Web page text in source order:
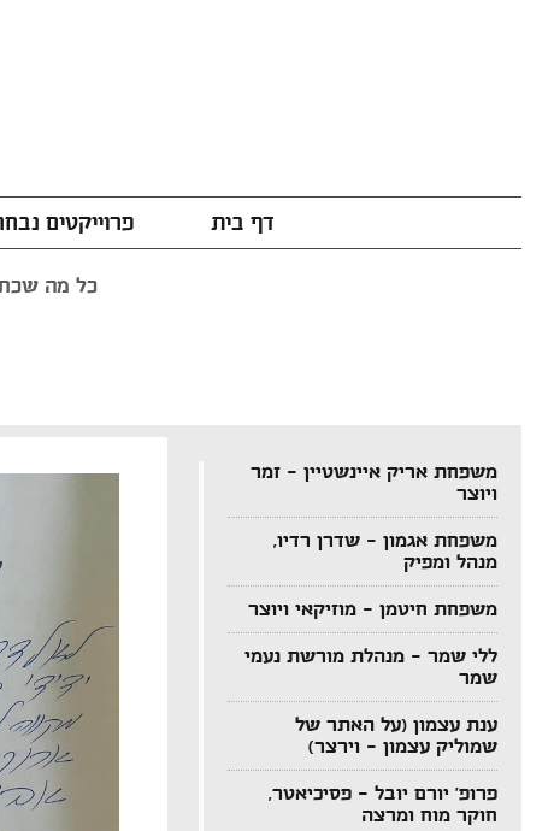
דף בית פרוייקטים
כל מה
משפחת אריק איינשטיין – זמר
ויוצר
משפחת אגמון – שדרן רדיו,
מנהל ומפיק
משפחת חיטמן – מוזיקאי ויוצר
ללי שמר – מנהלת מורשת נעמי
שמר
ענת עצמון (על האתר של
שמוליק עצמון – וירצר)
פרופ' יורם יובל – פסיכיאטר,
חוקר מוח ומרצה